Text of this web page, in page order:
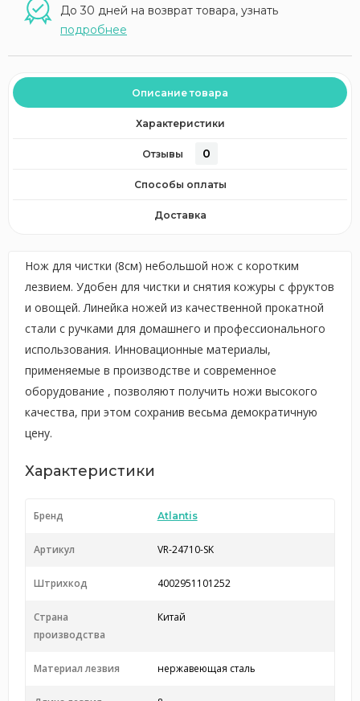
До 30 дней на возврат товара, узнать
подробнее
Описание товара
Характеристики
Отзывы 0
Способы оплаты
Доставка
Нож для чистки (8см) небольшой нож с коротким
лезвием. Удобен для чистки и снятия кожуры с фруктов
и овощей. Линейка ножей из качественной прокатной
стали с ручками для домашнего и профессионального
использования. Инновационные материалы,
применяемые в производстве и современное
оборудование , позволяют получить ножи высокого
качества, при этом сохранив весьма демократичную
цену.
Характеристики
Бренд Atlantis
Артикул VR-24710-SK
Штрихкод 4002951101252
Страна
производства
Китай
Материал лезвия нержавеющая сталь